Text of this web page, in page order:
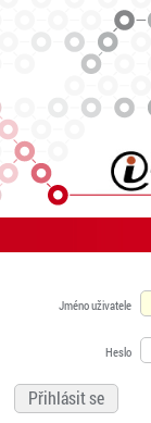
Jméno uživatele
Heslo